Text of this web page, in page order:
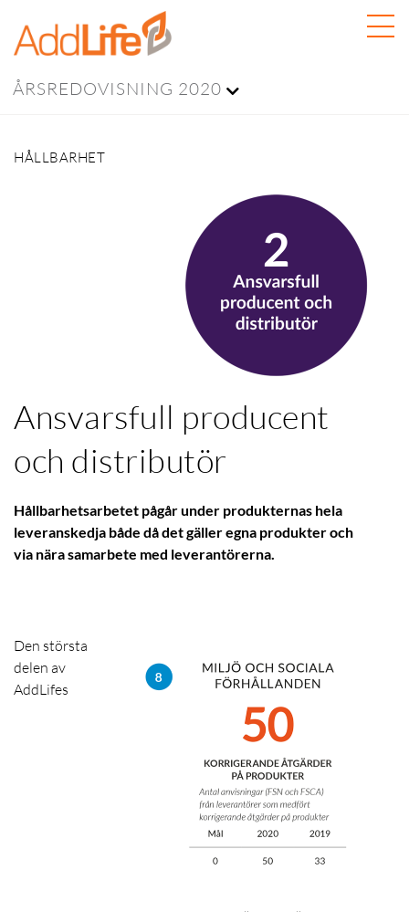
ÅRSREDOVISNING 2020
HÅLLBARHET
Ansvarsfull producent
och distributör
Hållbarhetsarbetet pågår under produkternas hela
leveranskedja både då det gäller egna produkter och
via nära samarbete med leverantörerna.
Den största
delen av
AddLifes